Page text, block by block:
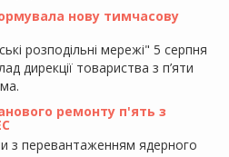
нову тимчасову
розподільні мережі" 5 серпня
дирекції товариства з п’яти
ремонту п'ять з
з перевантаженням ядерного